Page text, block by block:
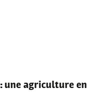
: une agriculture en